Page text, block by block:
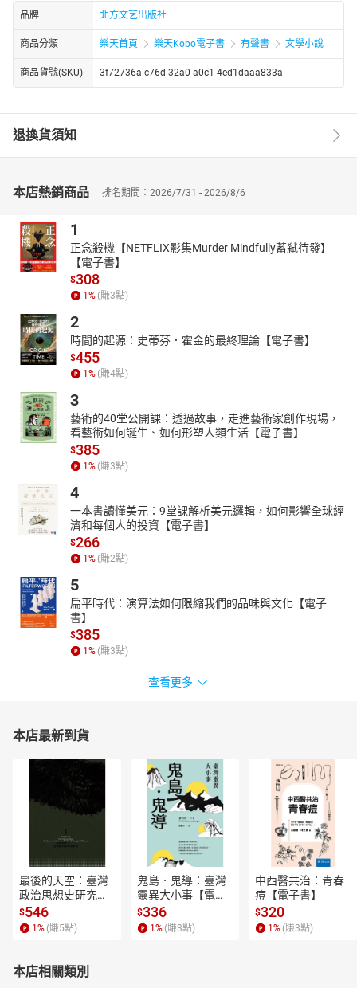
品牌 北方文艺出版社
商品分類 樂天首頁 樂天Kobo電子書 有聲書 文學小說
商品貨號(SKU) 3f72736a-c76d-32a0-a0c1-4ed1daaa833a
退換貨須知
本店熱銷商品 排名期間：2026/7/31 - 2026/8/6
1
正念殺機【NETFLIX影集Murder Mindfully蓄弒待發】
【電子書】
$308
1% (賺3點)
2
時間的起源：史蒂芬．霍金的最終理論【電子書】
$455
1% (賺4點)
3
藝術的40堂公開課：透過故事，走進藝術家創作現場，
看藝術如何誕生、如何形塑人類生活【電子書】
$385
1% (賺3點)
4
一本書讀懂美元：9堂課解析美元邏輯，如何影響全球經
濟和每個人的投資【電子書】
$266
1% (賺2點)
5
扁平時代：演算法如何限縮我們的品味與文化【電子
書】
$385
1% (賺3點)
查看更多
本店最新到貨
最後的天空：臺灣
政治思想史研究
【電子書】
$546
1 % (賺5點)
鬼島．鬼導：臺灣
靈異大小事【電子
書】
$336
1 % (賺3點)
中西醫共治：青春
痘【電子書】
$320
1 % (賺3點)
本店相關類別